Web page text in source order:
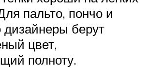
пальто, пончо и
дизайнеры берут
цвет,
полноту.